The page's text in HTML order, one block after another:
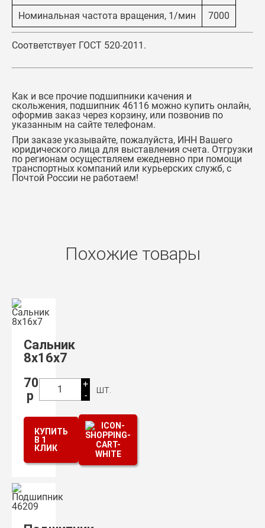
Номинальная частота вращения, 1/мин
7000
Соответствует ГОСТ 520-2011.
Как и все прочие подшипники качения и
скольжения, подшипник 46116 можно купить онлайн,
оформив заказ через корзину, или позвонив по
указанным на сайте телефонам.
При заказе указывайте, пожалуйста, ИНН Вашего
юридического лица для выставления счета. Отгрузки
по регионам осуществляем ежедневно при помощи
транспортных компаний или курьерских служб, с
Почтой России не работаем!
Похожие товары
Сальник
8х16х7
70
р
1
+
-
шт.
КУПИТЬ
В 1
КЛИК